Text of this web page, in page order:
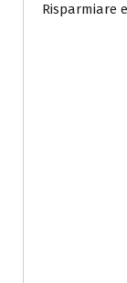
Risparmiare